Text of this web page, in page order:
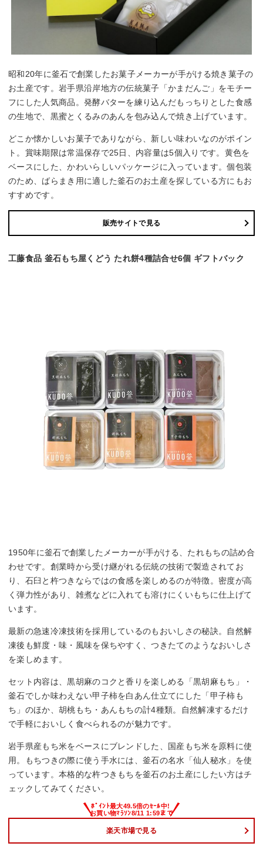
昭和20年に釜石で創業したお菓子メーカーが手がける焼き菓子の
お土産です。岩手県沿岸地方の伝統菓子「かまだんご」をモチー
フにした人気商品。発酵バターを練り込んだもっちりとした食感
の生地で、黒蜜とくるみのあんを包み込んで焼き上げています。
どこか懐かしいお菓子でありながら、新しい味わいなのがポイン
ト。賞味期限は常温保存で25日、内容量は5個入りです。黄色を
ベースにした、かわいらしいパッケージに入っています。個包装
のため、ばらまき用に適した釜石のお土産を探している方にもお
すすめです。
販売サイトで見る
工藤食品 釜石もち屋くどう たれ餅4種詰合せ6個 ギフトバック
1950年に釜石で創業したメーカーが手がける、たれもちの詰め合
わせです。創業時から受け継がれる伝統の技術で製造されてお
り、石臼と杵つきならではの食感を楽しめるのが特徴。密度が高
く弾力性があり、雑煮などに入れても溶けにくいもちに仕上げて
います。
最新の急速冷凍技術を採用しているのもおいしさの秘訣。自然解
凍後も鮮度・味・風味を保ちやすく、つきたてのようなおいしさ
を楽しめます。
セット内容は、黒胡麻のコクと香りを楽しめる「黒胡麻もち」・
釜石でしか味わえない甲子柿を白あん仕立てにした「甲子柿も
ち」のほか、胡桃もち・あんもちの計4種類。自然解凍するだけ
で手軽においしく食べられるのが魅力です。
岩手県産もち米をベースにブレンドした、国産もち米を原料に使
用。もちつきの際に使う手水には、釜石の名水「仙人秘水」を使
っています。本格的な杵つきもちを釜石のお土産にしたい方はチ
ェックしてみてください。
楽天市場で見る